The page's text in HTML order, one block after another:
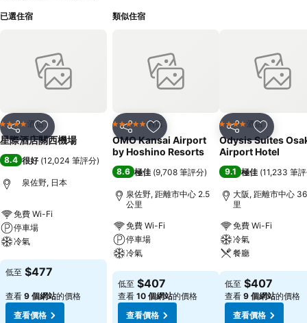
已選住宿
分享 放到收藏夾
4 星級 酒店
星際酒店關西機場
8.4 很好 (12,024 筆評分)
泉佐野, 日本
免費 Wi-Fi
停車場
冷氣
查看價格
低至 $477
查看 9 個網站的價格
查看價格
類似住宿
分享 放到收藏夾
5 星級 酒店
OMO Kansai Airport
by Hoshino Resorts
8.6 極佳 (9,708 筆評分)
泉佐野, 距離市中心 2.5
公里
免費 Wi-Fi
停車場
冷氣
查看價格
低至 $407
查看 10 個網站的價格
查看價格
分享 放到收藏
4 星級 酒店
Odysis Suites
Airport Hotel
9.1 極佳 (11,233 筆
大阪, 距離市中心
里
免費 Wi-Fi
冷氣
餐廳
查看價格
低至 $407
查看 9 個網站的價格
查看價格